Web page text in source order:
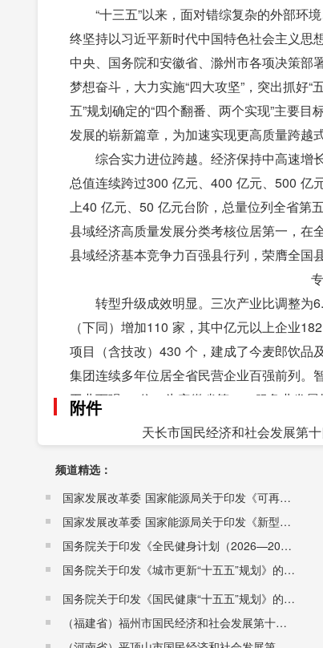
“十三五”以来，面对错综复杂的外部环
终坚持以习近平新时代中国特色社会主义思
中央、国务院和安徽省、滁州市各项决策部
梦想奋斗，大力实施“四大攻坚”，突出抓好“
五”规划确定的“四个翻番、两个实现”主要
发展的崭新篇章，为加速实现更高质量跨越
综合实力进位跨越。经济保持中高速增
总值连续跨过300 亿元、400 亿元、500 亿
上40 亿元、50 亿元台阶，总量位列全省第
县域经济高质量发展分类考核位居第一，在
县域经济基本竞争力百强县行列，荣膺全国
转型升级成效明显。三次产业比调整为
（下同）增加110 家，其中亿元以上企业
项目（含技改）430 个，建成了今麦郎饮品
集团连续多年位居全省民营企业百强前列。
工业百强57 位，为安徽省第一。服务业发
面提速，电商企业由1200 家增加到4000
村旅游重点村，建成江淮分水岭国家风景道
以上，农产品加工企业数和产值均保持滁州
120 个，获批创建国家级现代农业产业园，“
发展动能持续增强。政产学研“天长模
机构11 家。高新技术企业发展到162 家，
件，成为全省首批创新型县（市）建设单位
宁集团荣获“国家级专精特新小巨人企业”称
国家级科技孵化器市高新技术创业服务中心
家。连续举办30 届人才科技节，获评省人
附件
天长市国民经济和社会发展第
频道精选：
国家发展改革委 国家能源局关于印发《可再生能源发展“十五五”规划》的通知 （发改能源〔2026〕1067号）
国家发展改革委 国家能源局关于印发《新型电力系统建设“十五五”规划》的通知​ （发改能源〔2026〕942号）
国务院关于印发《全民健身计划（2026—2030年）》的通知 （国发〔2026〕26号）
国务院关于印发《城市更新“十五五”规划》的通知（国发〔2026〕12号）
国务院关于印发《国民健康“十五五”规划》的通知 （国发〔2026〕23号）
（福建省）福州市国民经济和社会发展第十五个五年规划纲要